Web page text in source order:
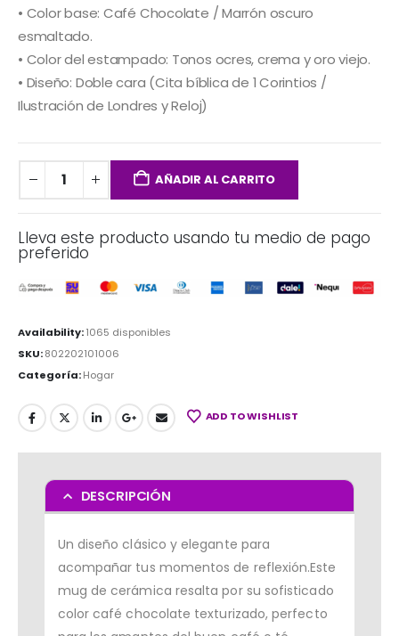
• Color base: Café Chocolate / Marrón oscuro
esmaltado.
• Color del estampado: Tonos ocres, crema y oro viejo.
• Diseño: Doble cara (Cita bíblica de 1 Corintios /
Ilustración de Londres y Reloj)
AÑADIR AL CARRITO
Lleva este producto usando tu medio de pago
preferido
Availability:1065 disponibles
SKU:802202101006
Categoría:Hogar
ADD TO WISHLIST
DESCRIPCIÓN
Un diseño clásico y elegante para
acompañar tus momentos de reflexión.Este
mug de cerámica resalta por su sofisticado
color café chocolate texturizado, perfecto